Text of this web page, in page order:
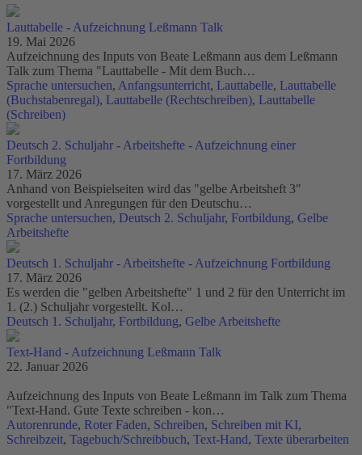
Lauttabelle - Aufzeichnung Leßmann Talk
19. Mai 2026
Aufzeichnung des Inputs von Beate Leßmann aus dem Leßmann
Talk zum Thema "Lauttabelle - Mit dem Buch…
Sprache untersuchen, Anfangsunterricht, Lauttabelle, Lauttabelle
(Buchstabenregal), Lauttabelle (Rechtschreiben), Lauttabelle
(Schreiben)
Deutsch 2. Schuljahr - Arbeitshefte - Aufzeichnung einer
Fortbildung
17. März 2026
Anhand von Beispielseiten wird das "gelbe Arbeitsheft 3"
vorgestellt und Anregungen für den Deutschu…
Sprache untersuchen, Deutsch 2. Schuljahr, Fortbildung, Gelbe
Arbeitshefte
Deutsch 1. Schuljahr - Arbeitshefte - Aufzeichnung Fortbildung
17. März 2026
Es werden die "gelben Arbeitshefte" 1 und 2 für den Unterricht im
1. (2.) Schuljahr vorgestellt. Kol…
Deutsch 1. Schuljahr, Fortbildung, Gelbe Arbeitshefte
Text-Hand - Aufzeichnung Leßmann Talk
22. Januar 2026
Aufzeichnung des Inputs von Beate Leßmann im Talk zum Thema
"Text-Hand. Gute Texte schreiben - kon…
Autorenrunde, Roter Faden, Schreiben, Schreiben mit KI,
Schreibzeit, Tagebuch/Schreibbuch, Text-Hand, Texte überarbeiten